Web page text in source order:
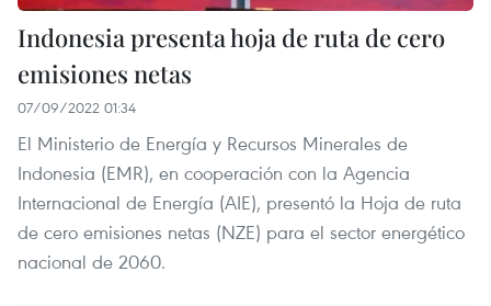
Indonesia presenta hoja de ruta de cero
emisiones netas
07/09/2022 01:34
El Ministerio de Energía y Recursos Minerales de
Indonesia (EMR), en cooperación con la Agencia
Internacional de Energía (AIE), presentó la Hoja de ruta
de cero emisiones netas (NZE) para el sector energético
nacional de 2060.